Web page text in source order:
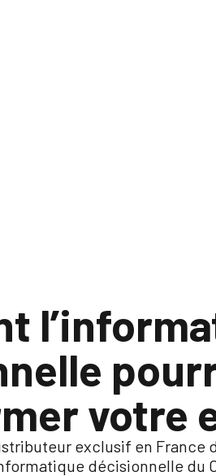
votre
exclusif en France
décisionnelle du